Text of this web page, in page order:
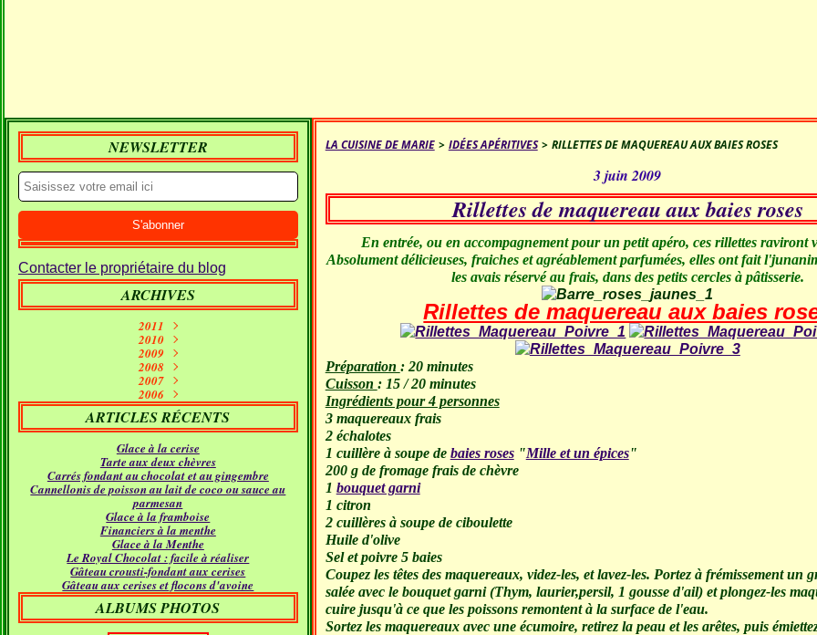
NEWSLETTER
Contacter le propriétaire du blog
ARCHIVES
2011
Septembre
Juin (10)
Mai
(7)
Avril (7)
Mars (5)
Février(11)
Janvier(5)
2010
Janvier
2009
Décembre
Novembre
Octobre
Septembre(9)
Août(5)
Juillet(9)
Juin (12)
Mai(17)
Avril(14)
Mars(21)
Février(12)
Janvier(16)
2008
Décembre
Novembre
Octobre(16)
Septembre(18)
Août(4)
Juillet(11)
Juin(12)
Mai(16)
Avril(14)
Mars(15)
Février(11)
Janvier(21)
2007
Décembre
Novembre(26)
Octobre(24)
Septembre(31)
Août (21)
Juillet(18)
Juin(22)
Mai(24)
Avril(24)
Mars(30)
Février(23)
Janvier(18)
2006
Décembre(21)
Novembre(23)
Octobre(19)
ARTICLES RÉCENTS
Glace à la cerise
Tarte aux deux chèvres
Carrés fondant au chocolat et au gingembre
Cannellonis de poisson au lait de coco ou sauce au
parmesan
Glace à la framboise
Financiers à la menthe
Glace à la Menthe
Le Royal Chocolat : facile à réaliser
Gâteau crousti-fondant aux cerises
Gâteau aux cerises et flocons d'avoine
ALBUMS PHOTOS
LA CUISINE DE MARIE > IDÉES APÉRITIVES > RILLETTES DE MAQUEREAU AUX BAIES ROSES
3 juin 2009
Rillettes de maquereau aux baies roses
En entrée, ou en accompagnement pour un petit apéro, ces rillettes raviront
Absolument délicieuses, fraiches et agréablement parfumées, elles ont fait
les avais réservé au frais, dans des petits cercles à pâtisserie.
Rillettes de maquereau aux baies
Préparation : 20 minutes
Cuisson : 15 / 20 minutes
Ingrédients pour 4 personnes
3 maquereaux frais
2 échalotes
1 cuillère à soupe de baies roses"Mille et un épices"
200 g de fromage frais de chèvre
1 bouquet garni
1 citron
2 cuillères à soupe de ciboulette
Huile d'olive
Sel et poivre 5 baies
Coupez les têtes des maquereaux, videz-les, et lavez-les. Portez à frémissement un
salée avec le bouquet garni (Thym, laurier,persil, 1 gousse d'ail) et plongez-les
cuire jusqu'à ce que les poissons remontent à la surface de l'eau.
Sortez les maquereaux avec une écumoire, retirez la peau et les arêtes, puis